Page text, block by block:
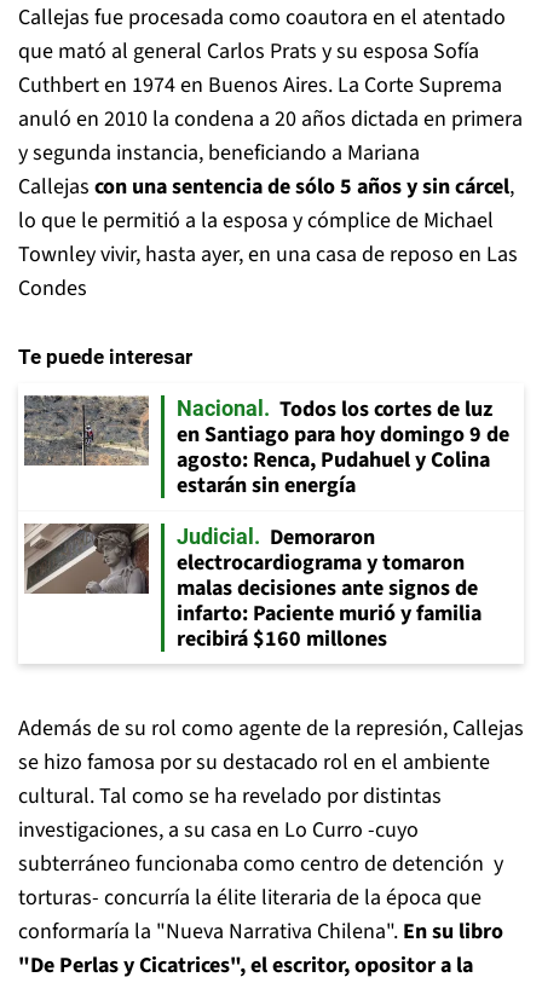
Callejas fue procesada como coautora en el atentado
que mató al general Carlos Prats y su esposa Sofía
Cuthbert en 1974 en Buenos Aires. La Corte Suprema
anuló en 2010 la condena a 20 años dictada en primera
y segunda instancia, beneficiando a Mariana
Callejas con una sentencia de sólo 5 años y sin cárcel,
lo que le permitió a la esposa y cómplice de Michael
Townley vivir, hasta ayer, en una casa de reposo en Las
Condes
Te puede interesar
Nacional
Todos los cortes de luz
en Santiago para hoy domingo 9 de
agosto: Renca, Pudahuel y Colina
estarán sin energía
Judicial
Demoraron
electrocardiograma y tomaron
malas decisiones ante signos de
infarto: Paciente murió y familia
recibirá $160 millones
Además de su rol como agente de la represión, Callejas
se hizo famosa por su destacado rol en el ambiente
cultural. Tal como se ha revelado por distintas
investigaciones, a su casa en Lo Curro -cuyo
subterráneo funcionaba como centro de detención y
torturas- concurría la élite literaria de la época que
conformaría la "Nueva Narrativa Chilena". En su libro
"De Perlas y Cicatrices", el escritor, opositor a la